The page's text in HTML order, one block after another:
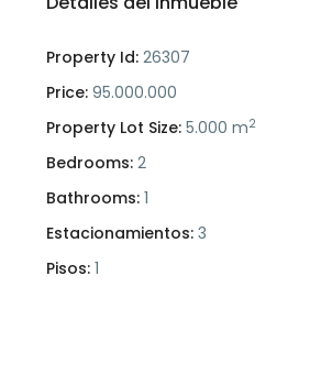
Property Id: 26307
Price: 95.000.000
Property Lot Size: 5.000 m2
Bedrooms: 2
Bathrooms: 1
Estacionamientos: 3
Pisos: 1